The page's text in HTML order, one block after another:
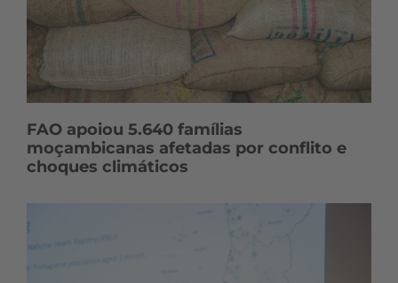
FAO apoiou 5.640 famílias
moçambicanas afetadas por conflito e
choques climáticos